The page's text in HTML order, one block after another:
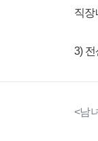
직장
3)
<남